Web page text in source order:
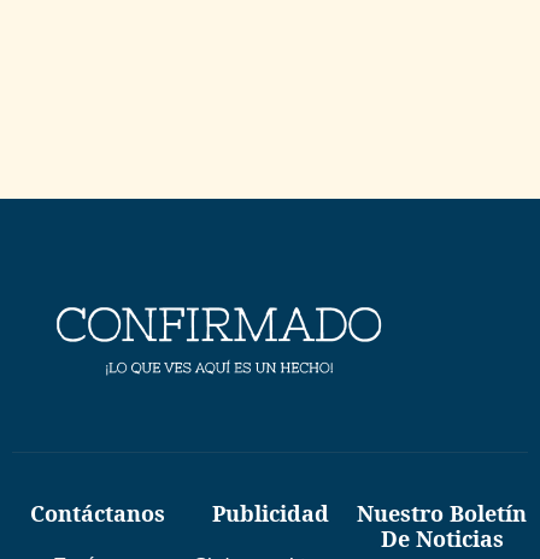
Contáctanos Publicidad
Nuestro Boletín
De Noticias